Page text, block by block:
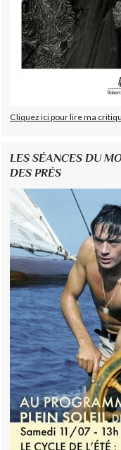
Cliquez ici pour lire ma
LES SÉANCES DU
DES PRÉS